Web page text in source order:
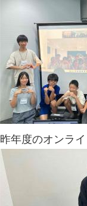
昨年度のオンラ